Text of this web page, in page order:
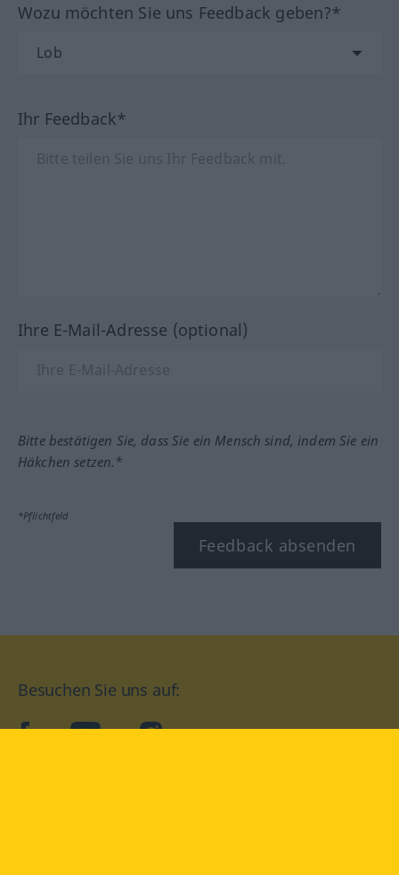
Wozu möchten Sie uns Feedback geben?*
Ihr Feedback*
Ihre E-Mail-Adresse (optional)
Bitte bestätigen Sie, dass Sie ein Mensch sind, indem Sie ein
Häkchen setzen.*
*Pflichtfeld
Feedback absenden
Besuchen Sie uns auf:
facebookYouTube Instagram